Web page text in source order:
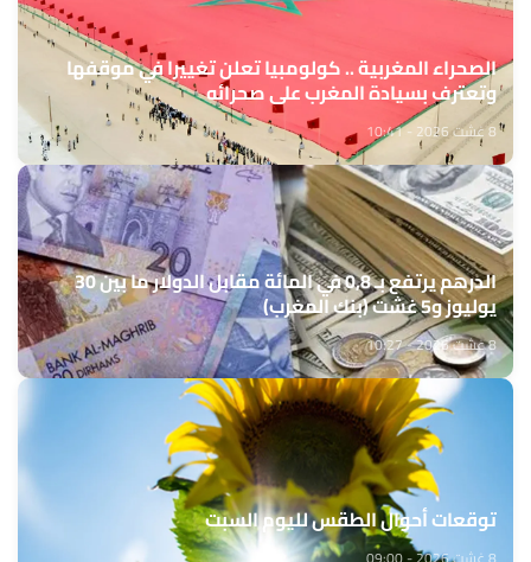
الصحراء المغربية .. كولومبيا تعلن تغييرا في موقفها
وتعترف بسيادة المغرب على صحرائه
8 غشت 2026 - 10:41
الدرهم يرتفع بـ 0,8 في المائة مقابل الدولار ما بين 30
يوليوز و5 غشت (بنك المغرب)
8 غشت 2026 - 10:27
توقعات أحوال الطقس لليوم السبت